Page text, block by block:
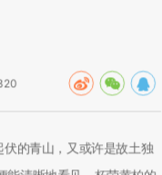
的青山，又或许是故土独